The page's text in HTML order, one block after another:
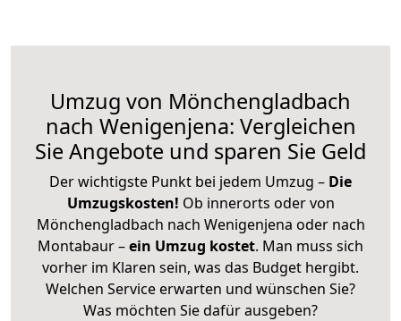
Umzug von Mönchengladbach
nach Wenigenjena: Vergleichen
Sie Angebote und sparen Sie Geld
Der wichtigste Punkt bei jedem Umzug – Die
Umzugskosten! Ob innerorts oder von
Mönchengladbach nach Wenigenjena oder nach
Montabaur –ein Umzug kostet. Man muss sich
vorher im Klaren sein, was das Budget hergibt.
Welchen Service erwarten und wünschen Sie?
Was möchten Sie dafür ausgeben?